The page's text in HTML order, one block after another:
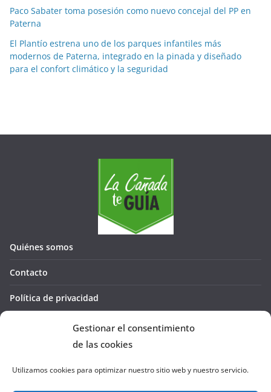
Gestionar el consentimiento
de las cookies
Utilizamos cookies para optimizar nuestro sitio web y nuestro servicio.
e
Paco Sabater toma posesión como nuevo concejal del PP en
Paterna
El Plantío estrena uno de los parques infantiles más
modernos de Paterna, integrado en la pinada y diseñado
para el confort climático y la seguridad
Quiénes somos
Contacto
Política de privacidad
Política de cookies (UE)